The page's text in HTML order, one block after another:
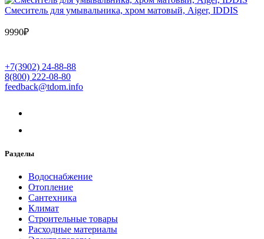
Cмеситель для умывальника, хром матовый, Aiger, IDDIS
9990₽
+7(3902) 24-88-88
8(800) 222-08-80
feedback@tdom.info
Разделы
Водоснабжение
Отопление
Сантехника
Климат
Строительные товары
Расходные материалы